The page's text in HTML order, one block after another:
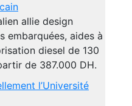
allie design
embarquées, aides à
diesel de 130
de 387.000 DH.
l’Université